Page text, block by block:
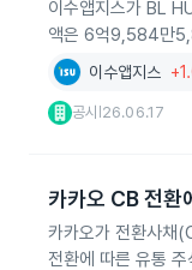
이수앱지스가 BL
액은 6억9,584만
이수앱지스
공시 26.06.17
카카오 CB 전환
카카오가 전환사채
전환에 따른 유통